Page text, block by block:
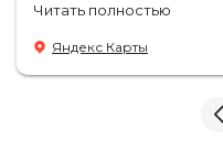
цену. Всегда на связи,
Доставка на удобный
замечаний, только
взаимодействия с
И надеюсь наши
Читать полностью
Яндекс Карты